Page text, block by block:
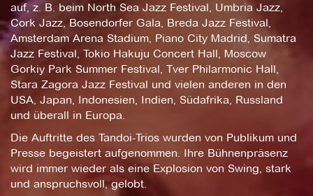
auf, z. B. beim North Sea Jazz Festival, Umbria Jazz,
Cork Jazz, Bosendorfer Gala, Breda Jazz Festival,
Amsterdam Arena Stadium, Piano City Madrid, Sumatra
Jazz Festival, Tokio Hakuju Concert Hall, Moscow
Gorkiy Park Summer Festival, Tver Philarmonic Hall,
Stara Zagora Jazz Festival und vielen anderen in den
USA, Japan, Indonesien, Indien, Südafrika, Russland
und überall in Europa.
Die Auftritte des Tandoi-Trios wurden von Publikum und
Presse begeistert aufgenommen. Ihre Bühnenpräsenz
wird immer wieder als eine Explosion von Swing, stark
und anspruchsvoll, gelobt.